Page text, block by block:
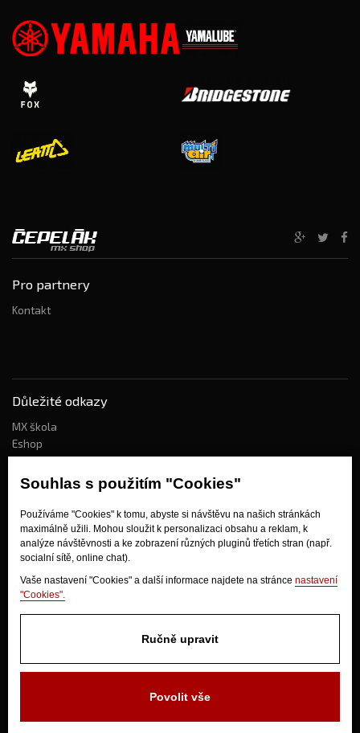
Souhlas s použitím "Cookies"
Používáme "Cookies" k tomu, abyste si návštěvu na našich stránkách
maximálně užili. Mohou sloužit k personalizaci obsahu a reklam, k
analýze návštěvnosti a ke zobrazení různých pluginů třetích stran (např.
socialní sítě, online chat).
Vaše nastavení "Cookies" a další informace najdete na stránce nastavení
"Cookies".
Ručně upravit
Povolit vše
Pro partnery
Kontakt
Důležité odkazy
MX škola
Eshop
Kdo jsme?
Jak nakupovat?
Obchodní podmínky
Doprava
Odstoupení od kupní smlouvy
280 02 Kolín